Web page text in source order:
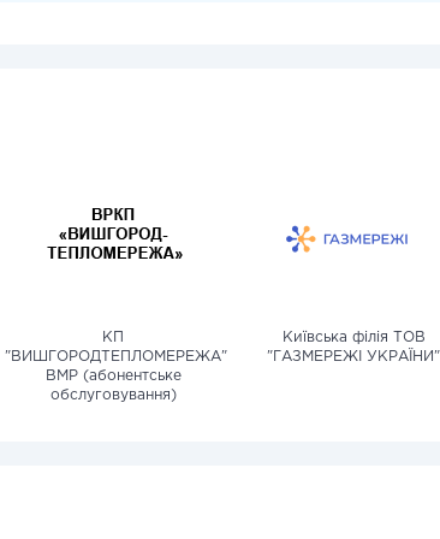
КП
"ВИШГОРОДТЕПЛОМЕРЕЖА"
ВМР (абонентське
обслуговування)
Київська філія ТОВ
"ГАЗМЕРЕЖІ УКРАЇНИ"